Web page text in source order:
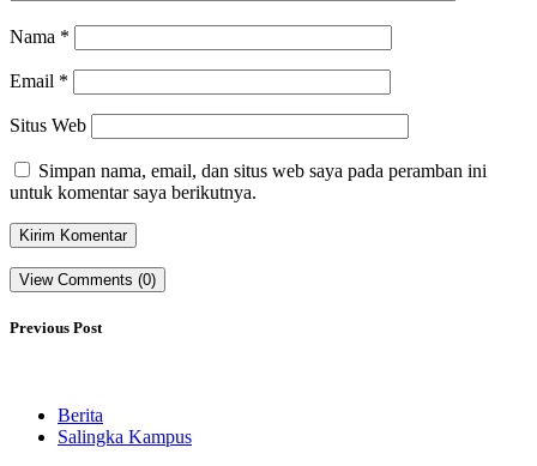
Nama *
Email *
Situs Web
Simpan nama, email, dan situs web saya pada peramban ini
untuk komentar saya berikutnya.
View Comments (0)
Previous Post
Berita
Salingka Kampus